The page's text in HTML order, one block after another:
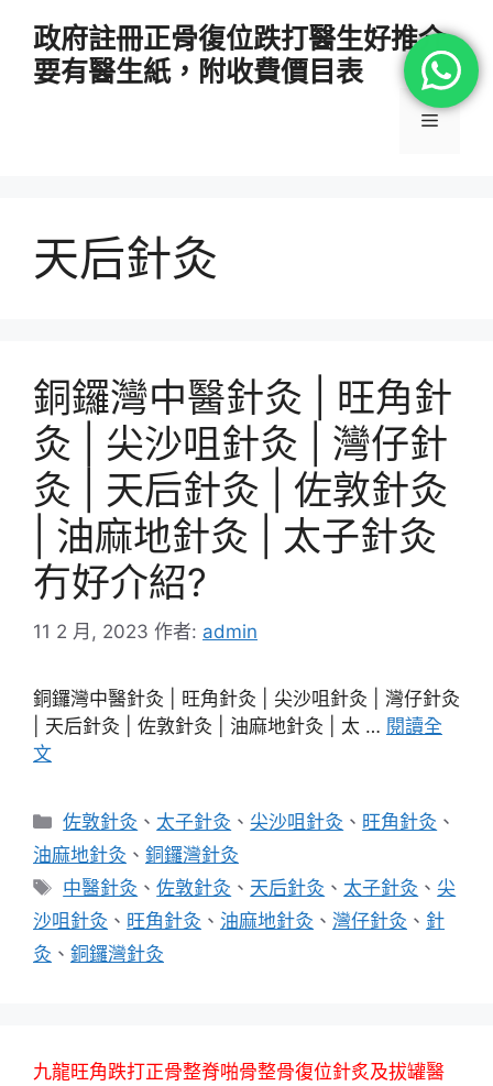
政府註冊正骨復位跌打醫生好推介
要有醫生紙，附收費價目表
選
天后針灸
銅鑼灣中醫針灸 | 旺角針
灸 | 尖沙咀針灸 | 灣仔針
灸 | 天后針灸 | 佐敦針灸
| 油麻地針灸 | 太子針灸
冇好介紹?
11 2 月, 2023 作者: admin
銅鑼灣中醫針灸 | 旺角針灸 | 尖沙咀針灸 | 灣仔針灸
| 天后針灸 | 佐敦針灸 | 油麻地針灸 | 太 … 閱讀全
文
分
類
佐敦針灸 、 太子針灸 、 尖沙咀針灸 、 旺角針灸 、
油麻地針灸 、 銅鑼灣針灸
標
籤
中醫針灸 、佐敦針灸 、 天后針灸 、 太子針灸 、 尖
沙咀針灸 、 旺角針灸 、 油麻地針灸 、 灣仔針灸 、 針
灸 、 銅鑼灣針灸
九龍旺角跌打正骨整脊啪骨整骨復位針炙及拔罐醫